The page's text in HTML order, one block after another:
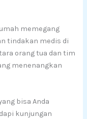
memegang
tindakan medis di
orang tua dan tim
menenangkan
bisa Anda
kunjungan